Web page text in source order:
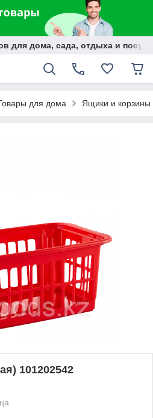
для дома, сада, отдыха и
для дома Ящики и корзины
101202542